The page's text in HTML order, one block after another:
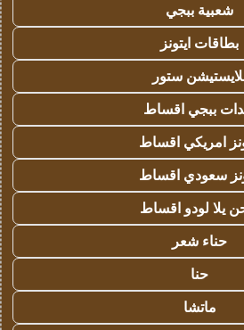
شعبية ببجي
بطاقات ايتونز
ستور
ببجي اقساط
امريكي اقساط
سعودي اقساط
يلا لودو اقساط
حناء شعر
حنا
ماتشا